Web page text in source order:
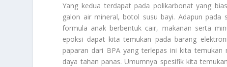
Yang kedua terdapat pada polikarbonat yang
galon air mineral, botol susu bayi. Adapun pada
formula anak berbentuk cair, makanan serta
epoksi dapat kita temukan pada barang
paparan dari BPA yang terlepas ini kita
daya tahan panas. Umumnya spesifik kita